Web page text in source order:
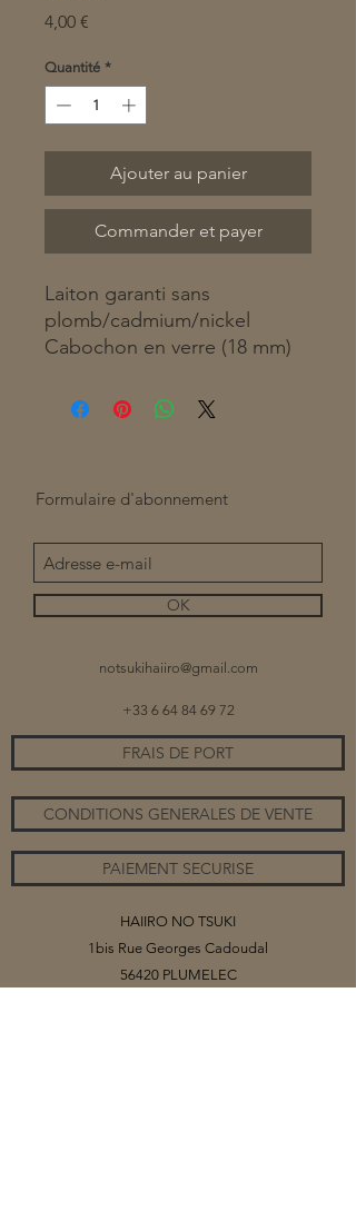
4,00 €
Quantité *
Ajouter au panier
Commander et payer
Laiton garanti sans
plomb/cadmium/nickel
Cabochon en verre (18 mm)
Formulaire d'abonnement
OK
notsukihaiiro@gmail.com
+33 6 64 84 69 72
FRAIS DE PORT
CONDITIONS GENERALES DE VENTE
PAIEMENT SECURISE
HAIIRO NO TSUKI
1bis Rue Georges Cadoudal
56420 PLUMELEC